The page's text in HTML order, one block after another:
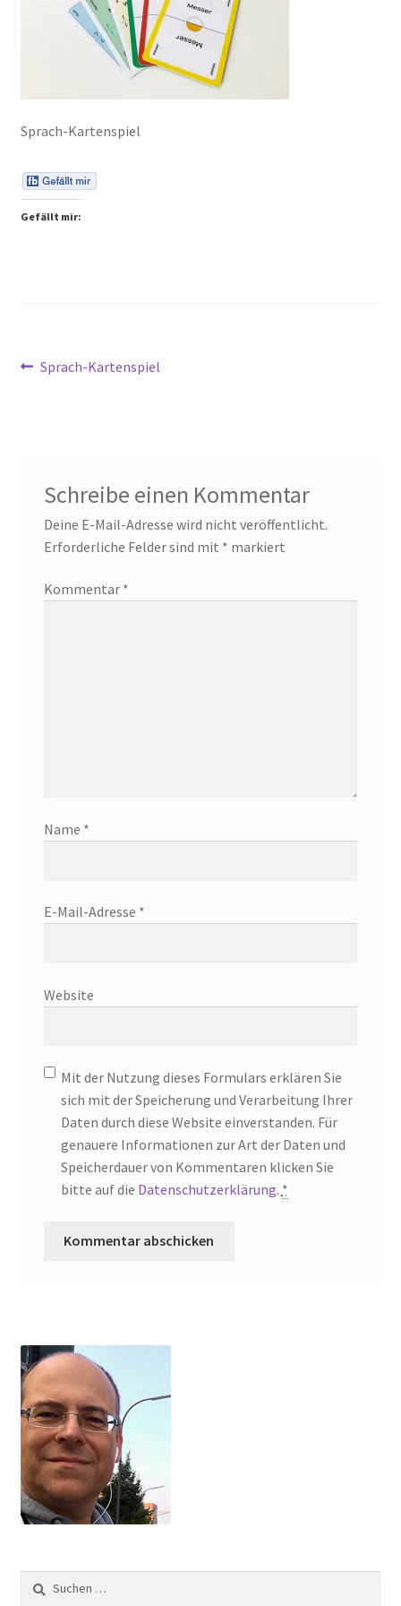
Peps Gedanken
Sprach-Kartenspiel
Gefällt mir:
Beitragsnavigation
Vorheriger
Sprach-Kartenspiel
Schreibe einen Kommentar
Deine E-Mail-Adresse wird nicht veröffentlicht.
Erforderliche Felder sind mit * markiert
Kommentar *
Name *
E-Mail-Adresse *
Website
Mit der Nutzung dieses Formulars erklären Sie
sich mit der Speicherung und Verarbeitung Ihrer
Daten durch diese Website einverstanden. Für
genauere Informationen zur Art der Daten und
Speicherdauer von Kommentaren klicken Sie
bitte auf die Datenschutzerklärung. *
Suchen
nach: